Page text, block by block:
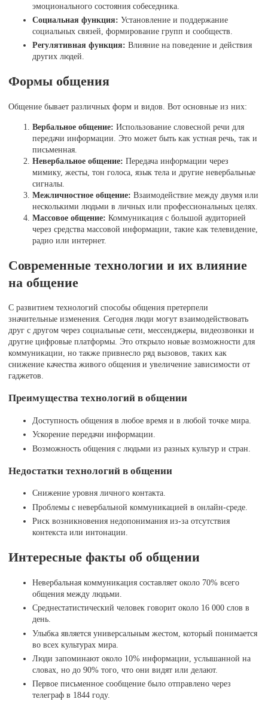
эмоционального состояния собеседника.
Социальная функция: Установление и поддержание
социальных связей, формирование групп и сообществ.
Регулятивная функция: Влияние на поведение и действия
других людей.
Формы общения
Общение бывает различных форм и видов. Вот основные из них:
Вербальное общение: Использование словесной речи для
передачи информации. Это может быть как устная речь, так и
письменная.
Невербальное общение: Передача информации через
мимику, жесты, тон голоса, язык тела и другие невербальные
сигналы.
Межличностное общение: Взаимодействие между двумя или
несколькими людьми в личных или профессиональных целях.
Массовое общение: Коммуникация с большой аудиторией
через средства массовой информации, такие как телевидение,
радио или интернет.
Современные технологии и их влияние
на общение
С развитием технологий способы общения претерпели
значительные изменения. Сегодня люди могут взаимодействовать
друг с другом через социальные сети, мессенджеры, видеозвонки и
другие цифровые платформы. Это открыло новые возможности для
коммуникации, но также привнесло ряд вызовов, таких как
снижение качества живого общения и увеличение зависимости от
гаджетов.
Преимущества технологий в общении
Доступность общения в любое время и в любой точке мира.
Ускорение передачи информации.
Возможность общения с людьми из разных культур и стран.
Недостатки технологий в общении
Снижение уровня личного контакта.
Проблемы с невербальной коммуникацией в онлайн-среде.
Риск возникновения недопонимания из-за отсутствия
контекста или интонации.
Интересные факты об общении
Невербальная коммуникация составляет около 70% всего
общения между людьми.
Среднестатистический человек говорит около 16 000 слов в
день.
Улыбка является универсальным жестом, который понимается
во всех культурах мира.
Люди запоминают около 10% информации, услышанной на
словах, но до 90% того, что они видят или делают.
Первое письменное сообщение было отправлено через
телеграф в 1844 году.